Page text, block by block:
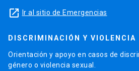
launch Ir al sitio de Emergencias
DISCRIMINACIÓN Y VIOLENCIA
Orientación y apoyo en casos de
género o violencia sexual.